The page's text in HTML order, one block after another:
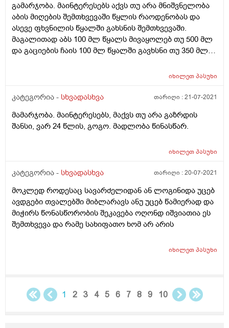
გამარჯობა. მაინტერესებს აქვს თუ არა მნიშვნელობა
აბის მიღების შემთხვევაში წყლის რაოდენობას და
ასევე ფხვნილის წყალში გახსნის შემთხვევაში.
მაგალითად აბს 100 მლ წყალს მივაყოლებ თუ 500 მლ
და გაციების ჩაის 100 მლ წყალში გავხსნი თუ 350 მლ-
იხილეთპასუხი
კატეგორია - სხვადასხვა თარიღი :21-07-2021
მამარჯობა. მაინტერესებს, მაქვს თუ არა გაზრდის
შანსი, ვარ 24 წლის, გოგო. მადლობა წინასწარ.
იხილეთპასუხი
კატეგორია - სხვადასხვა თარიღი :20-07-2021
მოკლედ როდესაც სავარძელიდან ან ლოგინიდა უცებ
ავდგები თვალებში მიბლარავს ანუ უცებ წამიერად და
მიჭირს წონასწორობის შეკავება ოღონდ იშვიათია ეს
შემთხვევა და რამე სახიფათო ხომ არ არის
იხილეთპასუხი
1 2 3 4 5 6 7 8 9 10